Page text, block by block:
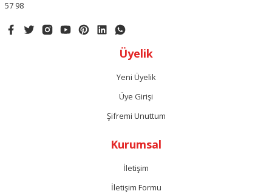
57 98
Üyelik
Yeni Üyelik
Üye Girişi
Şifremi Unuttum
Kurumsal
İletişim
İletişim Formu